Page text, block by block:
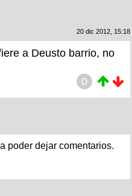
20 dic 2012, 15:18
a Deusto barrio, no
0
poder dejar comentarios.